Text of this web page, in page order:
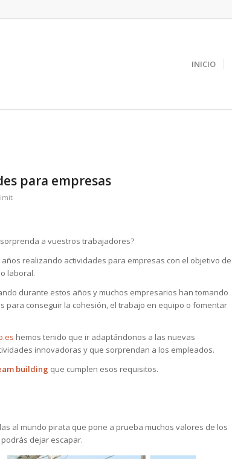
INICIO
para empresas
a vuestros trabajadores?
años realizando actividades para empresas con el objetivo de
laboral.
durante estos años y muchos empresarios han tomando
para conseguir la cohesión, el trabajo en equipo o fomentar
hemos tenido que ir adaptándonos a las nuevas
innovadoras y que sorprendan a los empleados.
building que cumplen esos requisitos.
al mundo pirata que pone a prueba muchos valores de los
dejar escapar.